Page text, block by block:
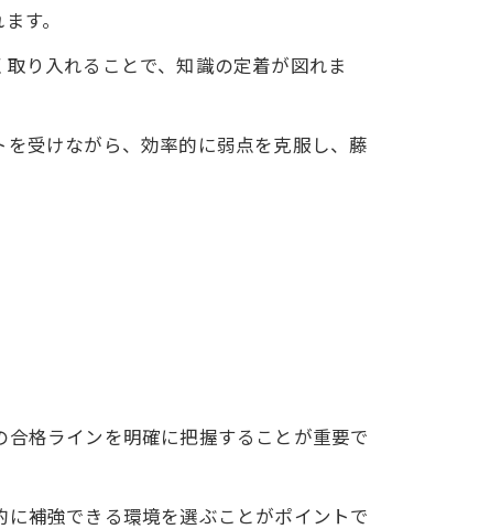
す。
り入れることで、知識の定着が図れま
受けながら、効率的に弱点を克服し、藤
格ラインを明確に把握することが重要で
補強できる環境を選ぶことがポイントで